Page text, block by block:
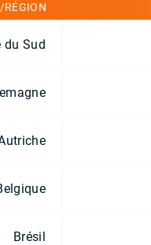
RÉGION
du Sud
Brésil